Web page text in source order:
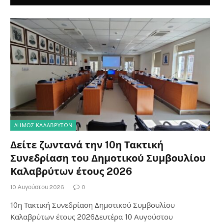
ΔΗΜΟΣ ΚΑΛΑΒΡΥΤΩΝ
Δείτε ζωντανά την 10η Τακτική
Συνεδρίαση του Δημοτικού Συμβουλίου
Καλαβρύτων έτους 2026
10 Αυγούστου 2026 0
10η Τακτική Συνεδρίαση Δημοτικού Συμβουλίου
Καλαβρύτων έτους 2026Δευτέρα 10 Αυγούστου